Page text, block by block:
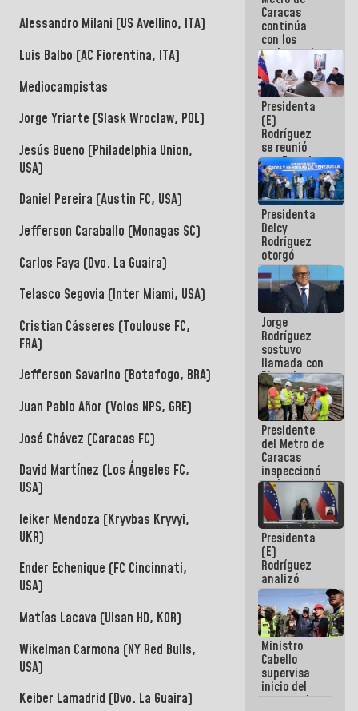
Alessandro Milani (US Avellino, ITA)
Luis Balbo (AC Fiorentina, ITA)
Mediocampistas
Jorge Yriarte (Slask Wroclaw, POL)
Jesús Bueno (Philadelphia Union,
USA)
Daniel Pereira (Austin FC, USA)
Jefferson Caraballo (Monagas SC)
Carlos Faya (Dvo. La Guaira)
Telasco Segovia (Inter Miami, USA)
Cristian Cásseres (Toulouse FC,
FRA)
Jefferson Savarino (Botafogo, BRA)
Juan Pablo Añor (Volos NPS, GRE)
José Chávez (Caracas FC)
David Martínez (Los Ángeles FC,
USA)
leiker Mendoza (Kryvbas Kryvyi,
UKR)
Ender Echenique (FC Cincinnati,
USA)
Matías Lacava (Ulsan HD, KOR)
Wikelman Carmona (NY Red Bulls,
USA)
Keiber Lamadrid (Dvo. La Guaira)
Caracas
continúa
con los
trabajos de
mantenimiento
e inspección
en la Línea 2
Presidenta
(E)
Rodríguez
se reunió
con Estado
Mayor
Eléctrico
para
abordar
planes de
acción
Presidenta
Delcy
Rodríguez
otorgó
medalla
"Héroe de
Venezuela"
a servidores
públicos
Jorge
Rodríguez
sostuvo
llamada con
Dinorah
Figuera y
acuerdan
primer
encuentro
presencial
para el
diálogo
Presidente
del Metro de
Caracas
inspeccionó
trabajos de
rehabilitación
y
modernización
de la vía
férrea
Presidenta
(E)
Rodríguez
analizó
junto a
gobernadores
planes de
recuperación
del Sistema
Eléctrico
Nacional
Ministro
Cabello
supervisa
inicio del
proceso de